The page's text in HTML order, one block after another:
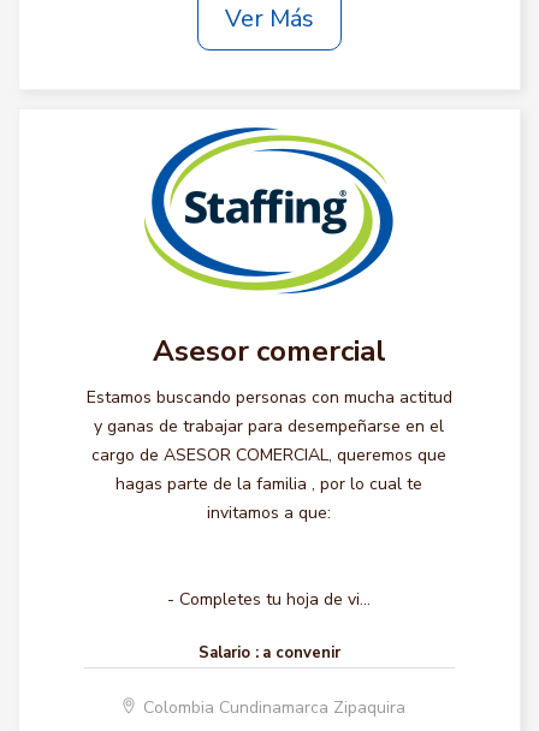
Ver Más
Asesor comercial
Estamos buscando personas con mucha actitud
y ganas de trabajar para desempeñarse en el
cargo de ASESOR COMERCIAL, queremos que
hagas parte de la familia , por lo cual te
invitamos a que:
- Completes tu hoja de vi...
Salario : a convenir
Colombia Cundinamarca Zipaquira